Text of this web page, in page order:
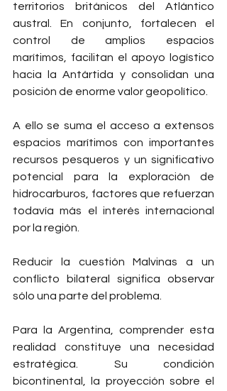
territorios británicos del Atlántico
austral. En conjunto, fortalecen el
control de amplios espacios
marítimos, facilitan el apoyo logístico
hacia la Antártida y consolidan una
posición de enorme valor geopolítico.
A ello se suma el acceso a extensos
espacios marítimos con importantes
recursos pesqueros y un significativo
potencial para la exploración de
hidrocarburos, factores que refuerzan
todavía más el interés internacional
por la región.
Reducir la cuestión Malvinas a un
conflicto bilateral significa observar
sólo una parte del problema.
Para la Argentina, comprender esta
realidad constituye una necesidad
estratégica. Su condición
bicontinental, la proyección sobre el